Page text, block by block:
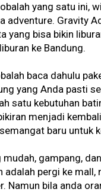
yang satu ini,
adventure. Gravity
yang bisa bikin
ke Bandung.
baca dahulu
yang Anda pasti
satu kebutuhan
menjadi
baru untuk
gampang,
adalah pergi ke mall,
Namun bila anda